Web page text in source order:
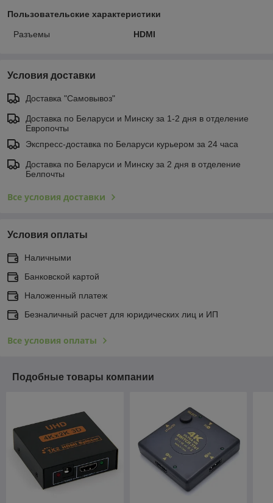
Пользовательские характеристики
Разъемы HDMI
Условия доставки
Доставка "Самовывоз"
Доставка по Беларуси и Минску за 1-2 дня в отделение
Европочты
Экспресс-доставка по Беларуси курьером за 24 часа
Доставка по Беларуси и Минску за 2 дня в отделение
Белпочты
Все условия доставки
Условия оплаты
Наличными
Банковской картой
Наложенный платеж
Безналичный расчет для юридических лиц и ИП
Все условия оплаты
Подобные товары компании